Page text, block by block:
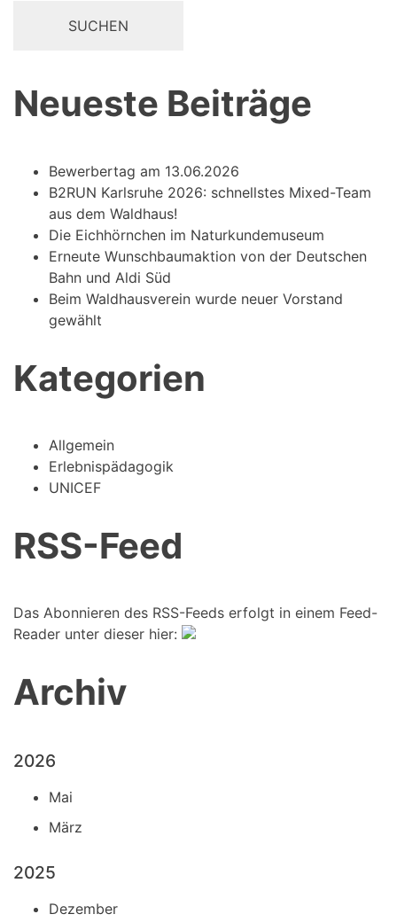
Neueste Beiträge
Bewerbertag am 13.06.2026
B2RUN Karlsruhe 2026: schnellstes Mixed-Team
aus dem Waldhaus!
Die Eichhörnchen im Naturkundemuseum
Erneute Wunschbaumaktion von der Deutschen
Bahn und Aldi Süd
Beim Waldhausverein wurde neuer Vorstand
gewählt
Kategorien
Allgemein
Erlebnispädagogik
UNICEF
RSS-Feed
Das Abonnieren des RSS-Feeds erfolgt in einem Feed-
Reader unter dieser hier:
Archiv
2026
Mai
März
2025
Dezember